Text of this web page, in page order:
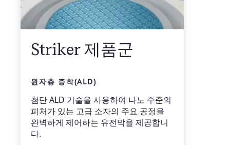
Striker 제품군
원자층 증착(ALD)
첨단 ALD 기술을 사용하여 나노 수준의
피처가 있는 고급 소자의 주요 공정을
완벽하게 제어하는 유전막을 제공합니
다.